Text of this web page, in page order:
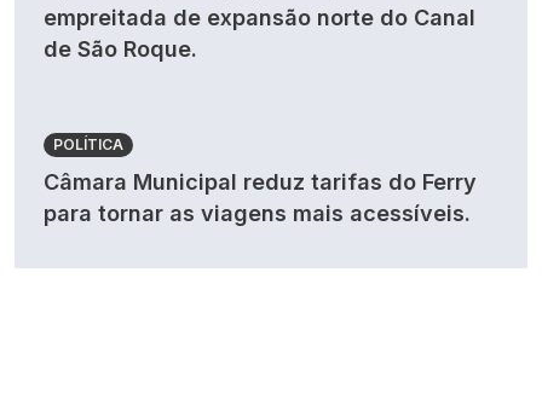
empreitada de expansão norte do Canal
de São Roque.
POLÍTICA
Câmara Municipal reduz tarifas do Ferry
para tornar as viagens mais acessíveis.